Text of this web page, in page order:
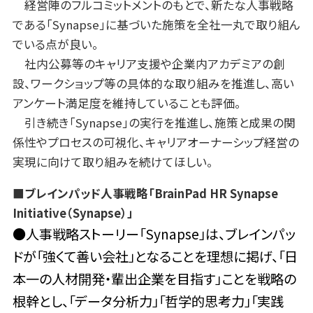
経営陣のフルコミットメントのもとで、新たな人事戦略
である「Synapse」に基づいた施策を全社一丸で取り組ん
でいる点が良い。
社内公募等のキャリア支援や企業内アカデミアの創
設、ワークショップ等の具体的な取り組みを推進し、高い
アンケート満足度を維持していることも評価。
引き続き「Synapse」の実行を推進し、施策と成果の関
係性やプロセスの可視化、キャリアオーナーシップ経営の
実現に向けて取り組みを続けてほしい。
■ブレインパッド人事戦略「BrainPad HR Synapse
Initiative（Synapse）」
●人事戦略ストーリー「Synapse」は、ブレインパッ
ドが「強くて善い会社」となることを理想に掲げ、「日
本一の人材開発・輩出企業を目指す」ことを戦略の
根幹とし、「データ分析力」「哲学的思考力」「実践